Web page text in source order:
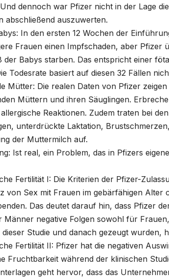
dennoch war Pfizer nicht in der Lage
abschließend auszuwerten.
In den ersten 12 Wochen der
Frauen einen Impfschaden, aber Pfizer
der Babys starben. Das entspricht einer
Todesrate basiert auf diesen 32 Fällen
Mütter: Die realen Daten von Pfizer
Müttern und ihren Säuglingen.
Reaktionen. Zudem traten bei
unterdrückte Laktation,
der Muttermilch auf.
Ist real, ein Problem, das in Pfizers
Fertilität I: Die Kriterien der Pfizer-
von Sex mit Frauen im gebärfähigen Alter
Das deutet darauf hin, dass Pfizer
Männer negative Folgen sowohl für
Studie und danach gezeugt wurden,
Fertilität II: Pfizer hat die negativen
Fruchtbarkeit während der klinischen
geht hervor, dass das